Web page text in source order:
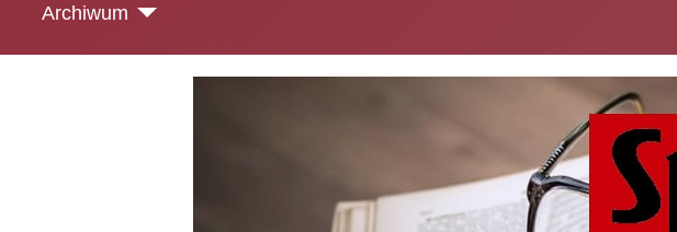
Archiwum